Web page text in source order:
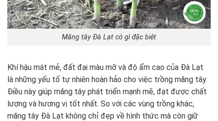
Măng tây Đà Lạt có gì đặc biệt
Khí hậu mát mẻ, đất đai màu mỡ và độ ẩm cao của Đà Lạt
là những yếu tố tự nhiên hoàn hảo cho việc trồng măng tây.
Điều này giúp măng tây phát triển mạnh mẽ, đạt được chất
lượng và hương vị tốt nhất. So với các vùng trồng khác,
măng tây Đà Lạt không chỉ đẹp về hình thức mà còn giữ